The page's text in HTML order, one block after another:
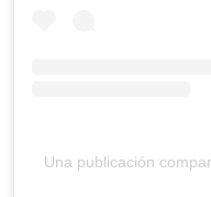
Una publicación